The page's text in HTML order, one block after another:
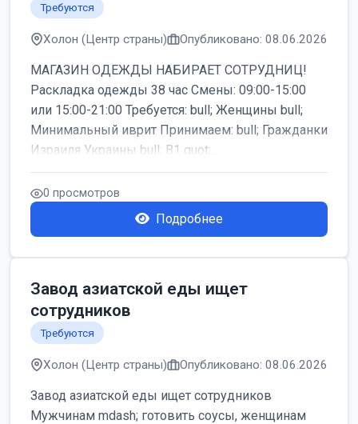
Требуются
Холон (Центр страны) Опубликовано: 08.06.2026
МАГАЗИН ОДЕЖДЫ НАБИРАЕТ СОТРУДНИЦ!
Раскладка одежды 38 час Смены: 09:00-15:00
или 15:00-21:00 Требуется: bull; Женщины bull;
Минимальный иврит Принимаем: bull; Гражданки
Израиля Украины bull; B1 quot;...
0 просмотров
Подробнее
Завод азиатской еды ищет
сотрудников
Требуются
Холон (Центр страны) Опубликовано: 08.06.2026
Завод азиатской еды ищет сотрудников
Мужчинам mdash; готовить соусы, женщинам